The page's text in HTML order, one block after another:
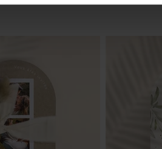
un week-end à
Marque
la campagne